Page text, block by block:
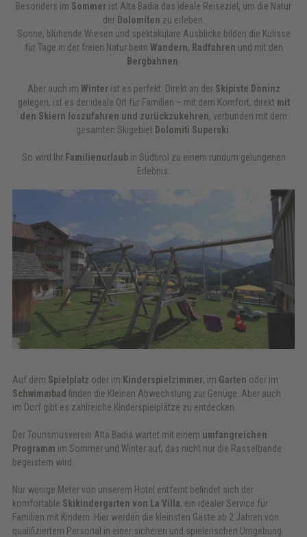
Besonders im Sommer ist Alta Badia das ideale Reiseziel, um die Natur
der Dolomiten zu erleben.
Sonne, blühende Wiesen und spektakuläre Ausblicke bilden die Kulisse
für Tage in der freien Natur beim Wandern, Radfahren und mit den
Bergbahnen.
Aber auch im Winter ist es perfekt: Direkt an der Skipiste Doninz
gelegen, ist es der ideale Ort für Familien – mit dem Komfort, direkt mit
den Skiern loszufahren und zurückzukehren, verbunden mit dem
gesamten Skigebiet Dolomiti Superski.
So wird Ihr Familienurlaubin Südtirol zu einem rundum gelungenen
Erlebnis.
Auf dem Spielplatz oder im Kinderspielzimmer, im Garten oder im
Schwimmbad finden die Kleinen Abwechslung zur Genüge. Aber auch
im Dorf gibt es zahlreiche Kinderspielplätze zu entdecken.
Der Tourismusverein Alta Badia wartet mit einem umfangreichen
Programm im Sommer und Winter auf, das nicht nur die Rasselbande
begeistern wird.
Nur wenige Meter von unserem Hotel entfernt befindet sich der
komfortable Skikindergarten von La Villa, ein idealer Service für
Familien mit Kindern. Hier werden die kleinsten Gäste ab 2 Jahren von
qualifiziertem Personal in einer sicheren und spielerischen Umgebung